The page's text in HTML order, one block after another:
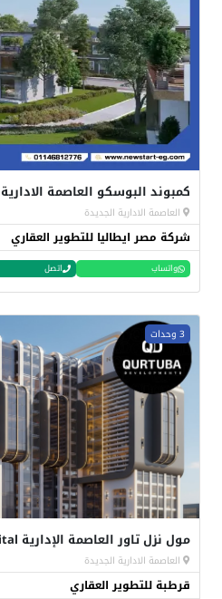
كمبوند البوسكو العاصمة الادارية
العاصمة الادارية الجديدة
شركة مصر ايطاليا للتطوير العقاري
واتساب اتصل
3 وحدات
مول نزل تاور العاصمة الإدارية Nuzul Tower New Capital
العاصمة الادارية الجديدة
قرطبة للتطوير العقاري